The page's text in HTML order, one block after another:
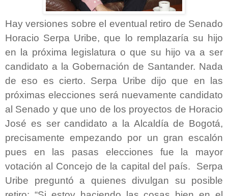
Hay versiones sobre el eventual retiro de Senado
Horacio Serpa Uribe, que lo remplazaría su hijo
en la próxima legislatura o que su hijo va a ser
candidato a la Gobernación de Santander. Nada
de eso es cierto. Serpa Uribe dijo que en las
próximas elecciones será nuevamente candidato
al Senado y que uno de los proyectos de Horacio
José es ser candidato a la Alcaldía de Bogotá,
precisamente empezando por un gran escalón
pues en las pasas elecciones fue la mayor
votación al Concejo de la capital del país. Serpa
Uribe preguntó a quienes divulgan su posible